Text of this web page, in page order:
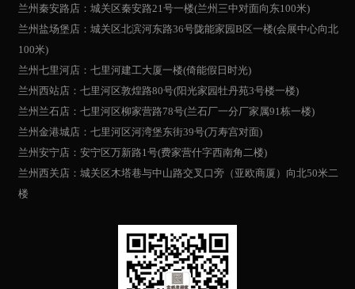
兰州秦安路店：城关区秦安路21号一楼(兰州三中对面向东100米)
兰州盐场堡店：城关区北滨河东路36号陇能家园B区一楼(会展中心向北
100米)
兰州七里河店：七里河建工大厦一楼(倚能假日时光)
兰州西站店：七里河区敦煌路80号(阳光家园牡丹苑3号楼一楼)
兰州兰石店：七里河区柳家营路78号(兰石厂一分厂家属91栋一楼)
兰州金港城店：七里河区河湾堡东街39号(万寿宫对面)
兰州安宁店：安宁区万新路1号(费家营什字西南角二楼)
兰州西关店：城关区木塔巷与中山路交叉口旁（亚欧商厦）向北50米二
楼